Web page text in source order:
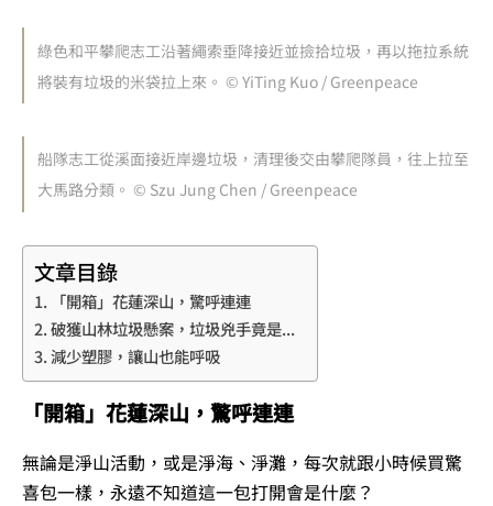
綠色和平攀爬志工沿著繩索垂降接近並撿拾垃圾，再以拖拉系統
將裝有垃圾的米袋拉上來。 © YiTing Kuo / Greenpeace
船隊志工從溪面接近岸邊垃圾，清理後交由攀爬隊員，往上拉至
大馬路分類。 © Szu Jung Chen / Greenpeace
文章目錄
「開箱」花蓮深山，驚呼連連
破獲山林垃圾懸案，垃圾兇手竟是...
減少塑膠，讓山也能呼吸
「開箱」花蓮深山，驚呼連連
無論是淨山活動，或是淨海、淨灘，每次就跟小時候買驚
喜包一樣，永遠不知道這一包打開會是什麼？